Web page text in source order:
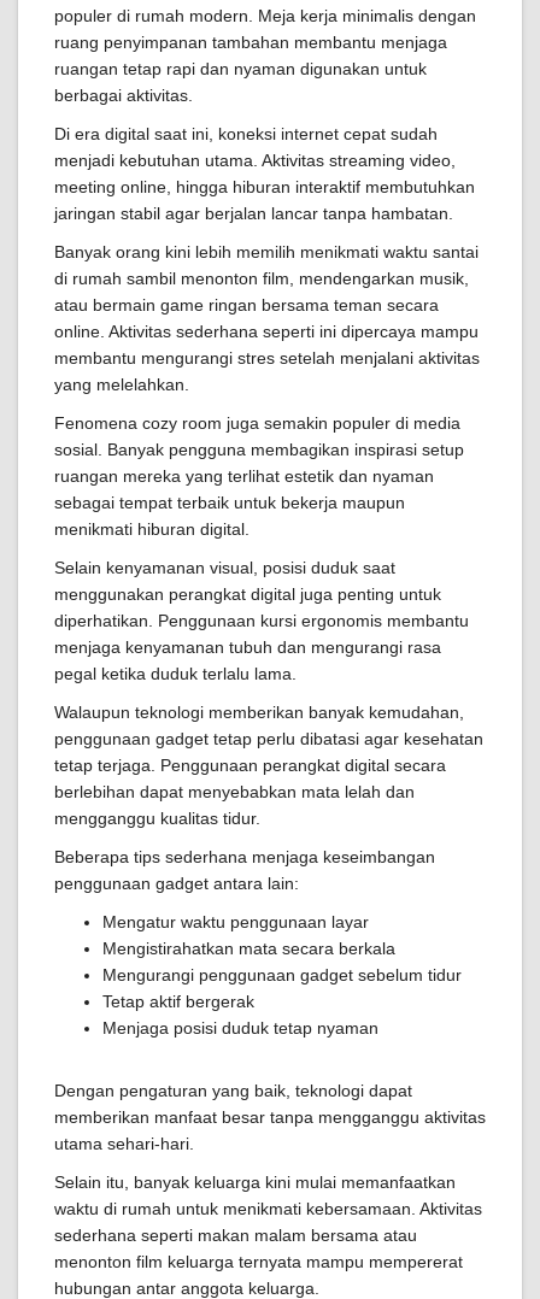
populer di rumah modern. Meja kerja minimalis dengan
ruang penyimpanan tambahan membantu menjaga
ruangan tetap rapi dan nyaman digunakan untuk
berbagai aktivitas.
Di era digital saat ini, koneksi internet cepat sudah
menjadi kebutuhan utama. Aktivitas streaming video,
meeting online, hingga hiburan interaktif membutuhkan
jaringan stabil agar berjalan lancar tanpa hambatan.
Banyak orang kini lebih memilih menikmati waktu santai
di rumah sambil menonton film, mendengarkan musik,
atau bermain game ringan bersama teman secara
online. Aktivitas sederhana seperti ini dipercaya mampu
membantu mengurangi stres setelah menjalani aktivitas
yang melelahkan.
Fenomena cozy room juga semakin populer di media
sosial. Banyak pengguna membagikan inspirasi setup
ruangan mereka yang terlihat estetik dan nyaman
sebagai tempat terbaik untuk bekerja maupun
menikmati hiburan digital.
Selain kenyamanan visual, posisi duduk saat
menggunakan perangkat digital juga penting untuk
diperhatikan. Penggunaan kursi ergonomis membantu
menjaga kenyamanan tubuh dan mengurangi rasa
pegal ketika duduk terlalu lama.
Walaupun teknologi memberikan banyak kemudahan,
penggunaan gadget tetap perlu dibatasi agar kesehatan
tetap terjaga. Penggunaan perangkat digital secara
berlebihan dapat menyebabkan mata lelah dan
mengganggu kualitas tidur.
Beberapa tips sederhana menjaga keseimbangan
penggunaan gadget antara lain:
Mengatur waktu penggunaan layar
Mengistirahatkan mata secara berkala
Mengurangi penggunaan gadget sebelum tidur
Tetap aktif bergerak
Menjaga posisi duduk tetap nyaman
Dengan pengaturan yang baik, teknologi dapat
memberikan manfaat besar tanpa mengganggu aktivitas
utama sehari-hari.
Selain itu, banyak keluarga kini mulai memanfaatkan
waktu di rumah untuk menikmati kebersamaan. Aktivitas
sederhana seperti makan malam bersama atau
menonton film keluarga ternyata mampu mempererat
hubungan antar anggota keluarga.